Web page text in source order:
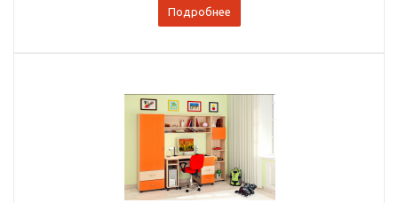
Подробнее